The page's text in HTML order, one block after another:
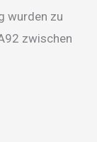
wurden zu
zwischen